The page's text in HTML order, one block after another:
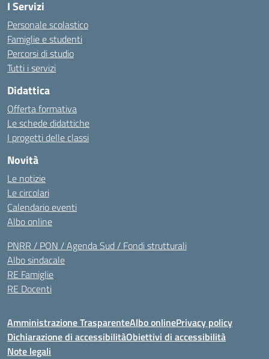
I Servizi
Personale scolastico
Famiglie e studenti
Percorsi di studio
Tutti i servizi
Didattica
Offerta formativa
Le schede didattiche
I progetti delle classi
Novità
Le notizie
Le circolari
Calendario eventi
Albo online
PNRR / PON / Agenda Sud / Fondi strutturali
Albo sindacale
RE Famiglie
RE Docenti
Amministrazione TrasparenteAlbo onlinePrivacy policy
Dichiarazione di accessibilitàObiettivi di accessibilità
Note legali